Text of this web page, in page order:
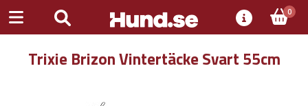
0
Trixie Brizon Vintertäcke Svart 55cm